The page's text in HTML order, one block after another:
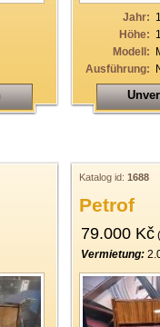
Jahr:
Höhe:
Modell:
Ausführung:
Katalog id: 1688
Petrof
79.000 Kč
Vermietung: